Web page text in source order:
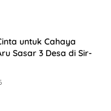
untuk Cahaya
Sasar 3 Desa di Sir-